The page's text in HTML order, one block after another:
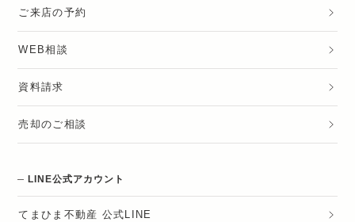
ご来店の予約
WEB相談
資料請求
売却のご相談
LINE公式アカウント
てまひま不動産 公式LINE